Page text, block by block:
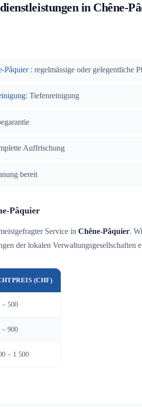
in Chêne-
Pâquier: regelmässige oder gelegentliche
: Tiefenreinigung
Auffrischung
bereit
Pâquier
Service in Chêne-Pâquier.
der lokalen Verwaltungsgesellschaften
(CHF)
– 500
– 900
– 1 500